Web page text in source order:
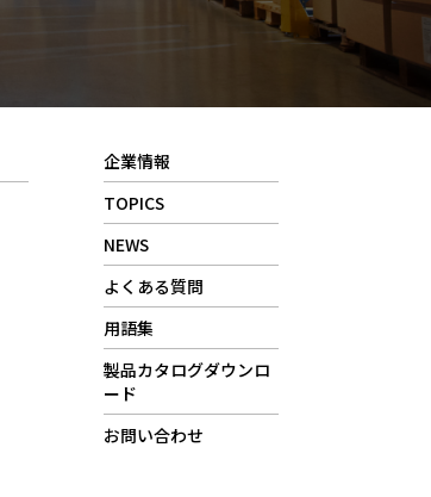
企業情報
TOPICS
NEWS
よくある質問
用語集
製品カタログダウンロ
ード
お問い合わせ